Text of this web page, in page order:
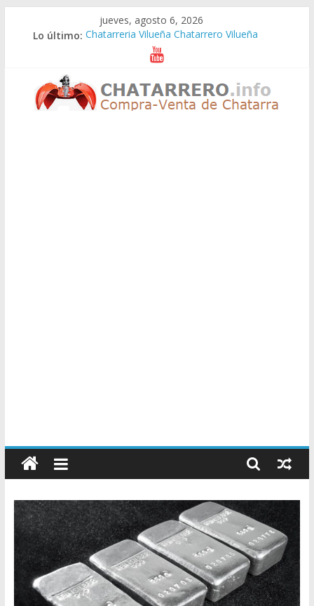
jueves, agosto 6, 2026
Lo último: Chatarreria Vilueña Chatarrero Vilueña
Chatarreria Zuera Chatarrero Zuera
Chatarreria Zaragoza Chatarrero Zaragoza
Chatarreria Zaida Chatarrero Zaida
Chatarreria Vistabella Chatarrero Vistabella
Chatarreros
–
Precio
de